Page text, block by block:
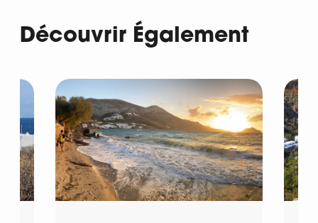
Découvrir Également